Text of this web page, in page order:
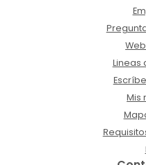
Lineas
Mis